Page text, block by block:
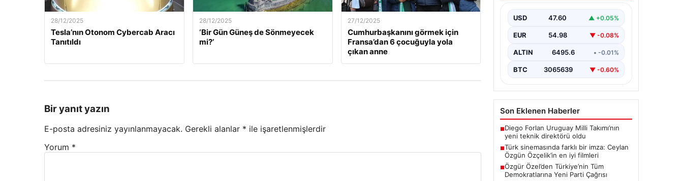
28/12/2025
Tesla’nın Otonom Cybercab Aracı
Tanıtıldı
28/12/2025
‘Bir Gün Güneş de Sönmeyecek
mi?’
27/12/2025
Cumhurbaşkanını görmek için
Fransa’dan 6 çocuğuyla yola
çıkan anne
Bir yanıt yazın
E-posta adresiniz yayınlanmayacak. Gerekli alanlar * ile işaretlenmişlerdir
Yorum *
USD 47.60 ▲ +0.05%
EUR 54.98 ▼ -0.08%
ALTIN 6495.6 • -0.01%
BTC 3065639 ▼ -0.60%
Son Eklenen Haberler
■Diego Forlan Uruguay Milli Takımı’nın
yeni teknik direktörü oldu
■Türk sinemasında farklı bir imza: Ceylan
Özgün Özçelik’in en iyi filmleri
■Özgür Özel’den Türkiye’nin Tüm
Demokratlarına Yeni Parti Çağrısı